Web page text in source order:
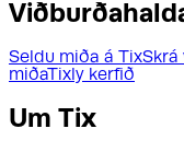
Seldu miða á TixSkrá
miðaTixly kerfið
Um Tix